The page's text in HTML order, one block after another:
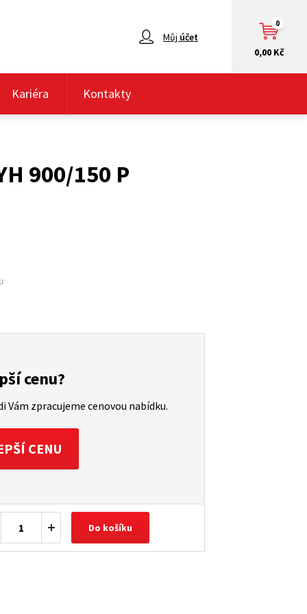
0,00 Kč
0
Můj účet
Kariéra Kontakty
900/150 P
cenu?
Vám zpracujeme cenovou nabídku.
CENU
Do košíku